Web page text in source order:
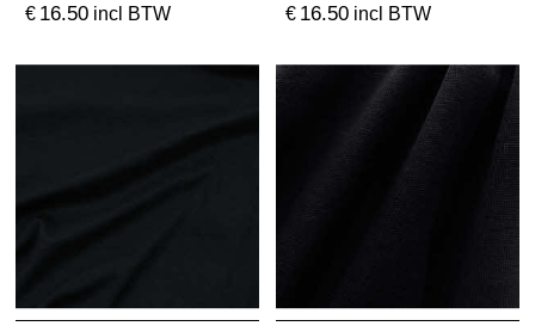
€ 16.50 incl BTW € 16.50 incl BTW